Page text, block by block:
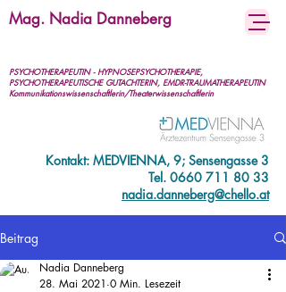
PSYCHOTHERAPEUTIN - HYPNOSEPSYCHOTHERAPIE,
PSYCHOTHERAPEUTISCHE GUTACHTERIN, EMDR-TRAUMATHERAPEUTIN
Kommunikationswissenschaftlerin/Theaterwissenschaftlerin
Kontakt: MEDVIENNA, 9; Sensengasse 3
Tel. 0660 711 80 33
nadia.danneberg@chello.at
Mag. Nadia Danneberg
Beitrag
Nadia Danneberg
28. Mai 2021 0 Min. Lesezeit